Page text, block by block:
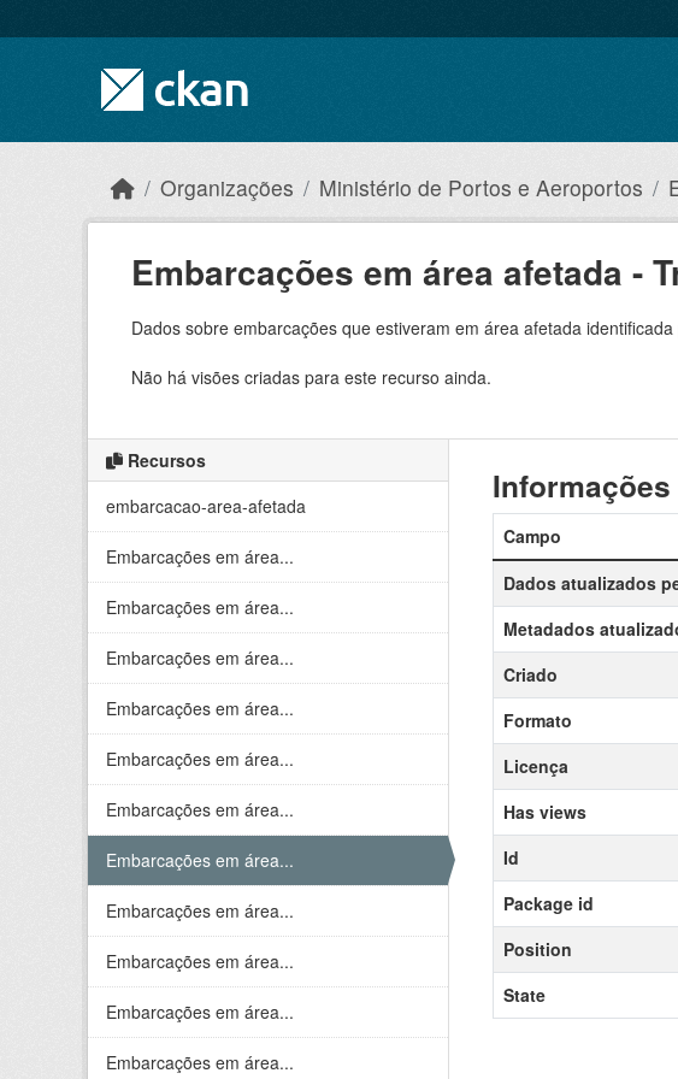
Organizações Ministério de Portos e Aeroportos
Embarcações em área afetada -
Dados sobre embarcações que estiveram em área afetada
Não há visões criadas para este recurso ainda.
Recursos
embarcacao-area-afetada
Embarcações em área...
Embarcações em área...
Embarcações em área...
Embarcações em área...
Embarcações em área...
Embarcações em área...
Embarcações em área...
Embarcações em área...
Embarcações em área...
Embarcações em área...
Embarcações em área...
Campo
Dados atualizados
Metadados
Criado
Formato
Licença
Has views
Id
Package id
Position
State